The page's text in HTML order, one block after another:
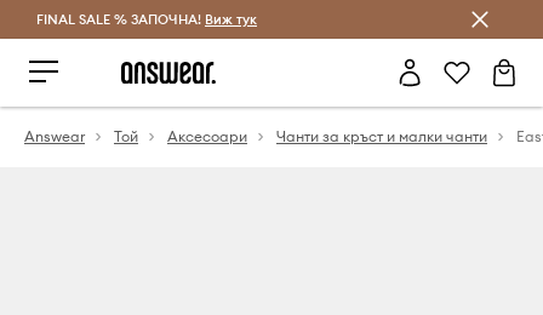
Спестявай с Answear Club
FINAL SALE % ЗАПОЧНА! Виж тук
Answear Той Аксесоари Чанти за кръст и малки чанти